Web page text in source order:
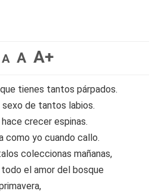
A A A+
tienes tantos párpados.
sexo de tantos labios.
crecer espinas.
como yo cuando callo.
coleccionas mañanas,
el amor del bosque